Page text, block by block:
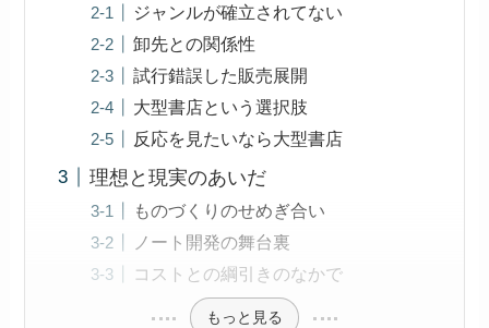
ジャンルが確立されてない
卸先との関係性
試行錯誤した販売展開
大型書店という選択肢
反応を見たいなら大型書店
理想と現実のあいだ
ものづくりのせめぎ合い
ノート開発の舞台裏
コストとの綱引きのなかで
もっと見る